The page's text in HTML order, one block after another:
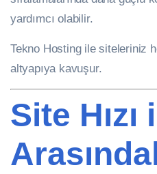
yardımcı olabilir.
Tekno Hosting ile siteleriniz
altyapıya kavuşur.
Site Hızı